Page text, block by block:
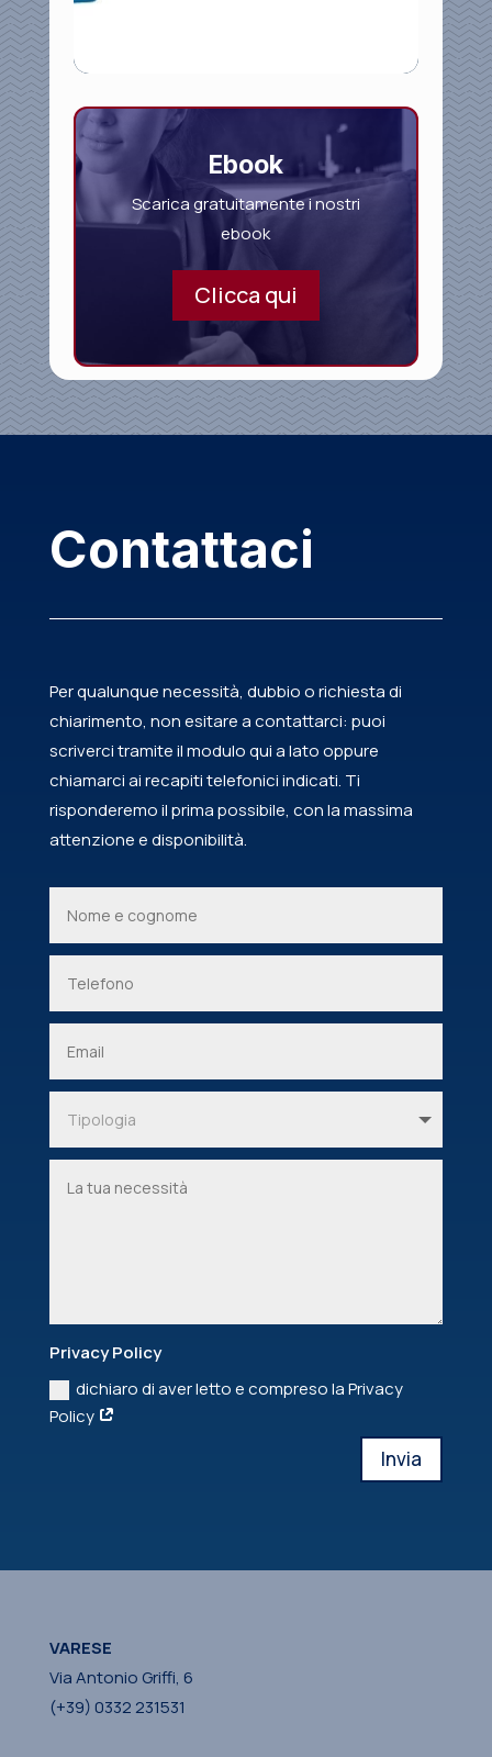
Ebook
Scarica gratuitamente i nostri
ebook
Clicca qui
Contattaci
Per qualunque necessità, dubbio o richiesta di
chiarimento, non esitare a contattarci: puoi
scriverci tramite il modulo qui a lato oppure
chiamarci ai recapiti telefonici indicati. Ti
risponderemo il prima possibile, con la massima
attenzione e disponibilità.
Privacy Policy
dichiaro di aver letto e compreso la Privacy
Policy
Invia
VARESE
Via Antonio Griffi, 6
(+39) 0332 231531